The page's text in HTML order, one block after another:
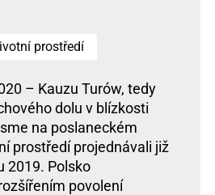
prostředí
– Kauzu Turów, tedy
dolu v blízkosti
na poslaneckém
prostředí projednávali již
2019. Polsko
povolení